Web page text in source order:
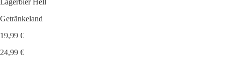
Getränkeland
19,99 €
24,99 €